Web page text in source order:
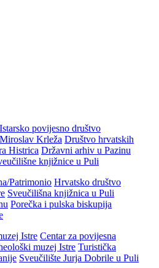
Istarsko povijesno društvo
Krleža Društvo hrvatskih
Histrica Državni arhiv u Pazinu
knjižnice u Puli
Patrimonio Hrvatsko društvo
Sveučilišna knjižnica u Puli
Porečka i pulska biskupija
Istre Centar za povijesna
muzej Istre Turistička
Sveučilište Jurja Dobrile u Puli